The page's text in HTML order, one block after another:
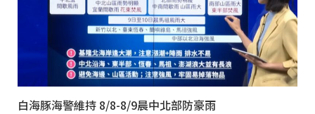
白海豚海警維持 8/8-8/9晨中北部防豪雨